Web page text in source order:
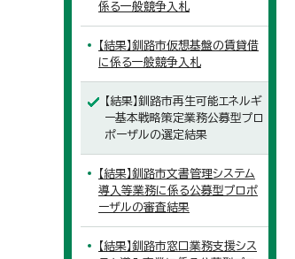
係る一般競争入札
【結果】釧路市仮想基盤の賃貸借
に係る一般競争入札
【結果】釧路市再生可能エネルギ
ー基本戦略策定業務公募型プロ
ポーザルの選定結果
【結果】釧路市文書管理システム
導入等業務に係る公募型プロポ
ーザルの審査結果
【結果】釧路市窓口業務支援シス